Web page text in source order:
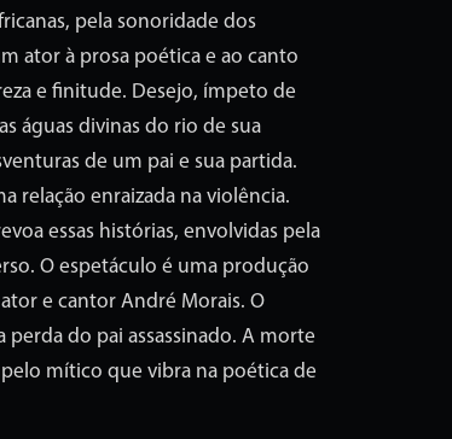
pela sonoridade dos
ator à prosa poética e ao canto
e finitude. Desejo, ímpeto de
águas divinas do rio de sua
de um pai e sua partida.
relação enraizada na violência.
essas histórias, envolvidas pela
O espetáculo é uma produção
e cantor André Morais. O
do pai assassinado. A morte
mítico que vibra na poética de